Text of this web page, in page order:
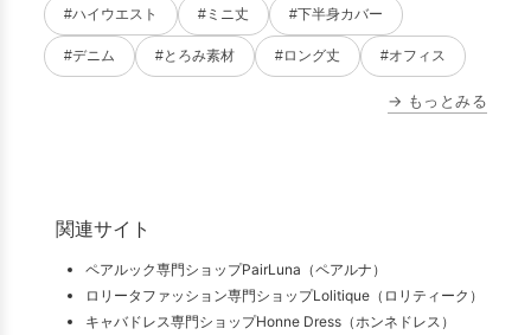
#ハイウエスト #ミニ丈 #下半身カバー
#デニム #とろみ素材 #ロング丈 #オフィス
→ もっとみる
関連サイト
ペアルック専門ショップPairLuna（ペアルナ）
ロリータファッション専門ショップLolitique（ロリティーク）
キャバドレス専門ショップHonne Dress（ホンネドレス）